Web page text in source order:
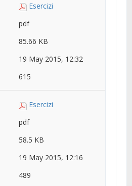
Esercizi
pdf
85.66 KB
19 May 2015, 12:32
615
Esercizi
pdf
58.5 KB
19 May 2015, 12:16
489